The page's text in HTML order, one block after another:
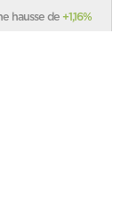
hausse de +1,16%